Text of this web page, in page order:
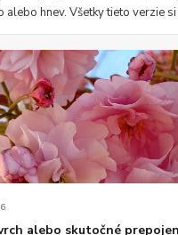
alebo hnev. Všetky tieto verzie
alebo skutočné